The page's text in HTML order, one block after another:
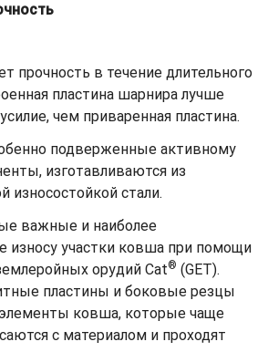
прочность в течение длительного
пластина шарнира лучше
чем приваренная пластина.
подверженные активному
изготавливаются из
износостойкой стали.
важные и наиболее
износу участки ковша при помощи
орудий Cat® (GET).
пластины и боковые резцы
ковша, которые чаще
с материалом и проходят